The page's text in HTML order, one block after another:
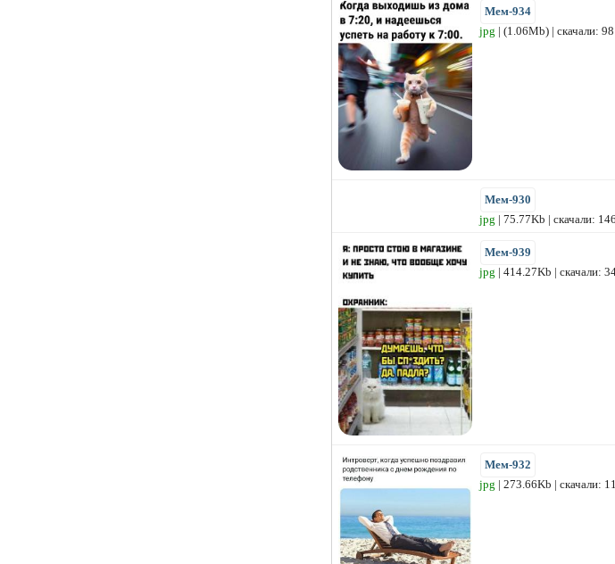
Мем-934
jpg | (1.06Mb) | скачали: 98
Мем-930
jpg | 75.77Kb | скачали: 146
Мем-939
jpg | 414.27Kb | скачали:
Мем-932
jpg | 273.66Kb | скачали: